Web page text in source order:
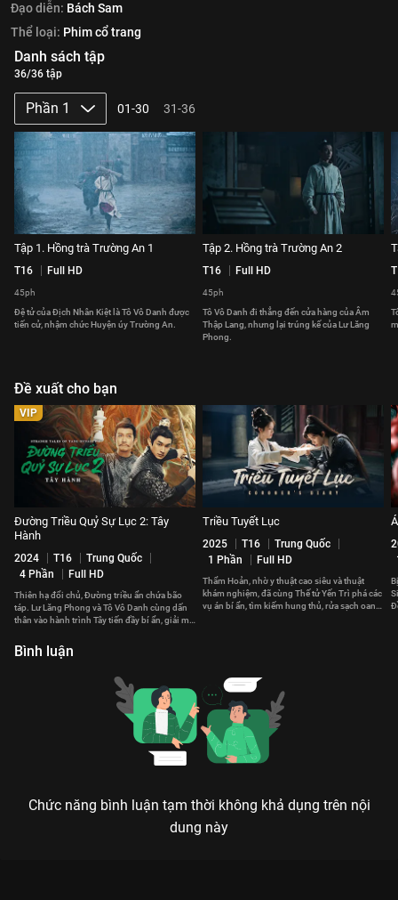
Đạo diễn: Bách Sam
Thể loại: Phim cổ trang
Danh sách tập
36/36 tập
Phần 1 01-30 31-36
Tập 1. Hồng trà Trường An 1
T16 Full HD
45ph
Đệ tử của Địch Nhân Kiệt là Tô Vô Danh được
tiến cử, nhậm chức Huyện úy Trường An.
Tập 2. Hồng trà Trường An 2
T16 Full HD
45ph
Tô Vô Danh đi thẳng đến cửa hàng của Âm
Thập Lang, nhưng lại trúng kế của Lư Lăng
Phong.
Đề xuất cho bạn
VIP
Đường Triều Quỷ Sự Lục 2: Tây
Hành
2024 T16
Trung Quốc
4 Phần
Full HD
Thiên hạ đổi chủ, Đường triều ẩn chứa bão
táp. Lư Lăng Phong và Tô Vô Danh cùng dấn
thân vào hành trình Tây tiến đầy bí ẩn, giải mã
Triều Tuyết Lục
2025 T16
Trung Quốc
1 Phần
Full HD
Thẩm Hoản, nhờ y thuật cao siêu và thuật
khám nghiệm, đã cùng Thế tử Yến Trì phá các
vụ án bí ẩn, tìm kiếm hung thủ, rửa sạch oan
Bình luận
Chức năng bình luận tạm thời không khả dụng trên nội
dung này